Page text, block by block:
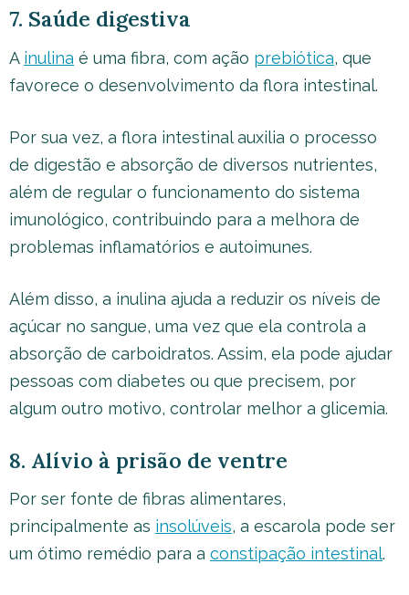
7. Saúde digestiva
A inulina é uma fibra, com ação prebiótica, que
favorece o desenvolvimento da flora intestinal.
Por sua vez, a flora intestinal auxilia o processo
de digestão e absorção de diversos nutrientes,
além de regular o funcionamento do sistema
imunológico, contribuindo para a melhora de
problemas inflamatórios e autoimunes.
Além disso, a inulina ajuda a reduzir os níveis de
açúcar no sangue, uma vez que ela controla a
absorção de carboidratos. Assim, ela pode ajudar
pessoas com diabetes ou que precisem, por
algum outro motivo, controlar melhor a glicemia.
8. Alívio à prisão de ventre
Por ser fonte de fibras alimentares,
principalmente as insolúveis, a escarola pode ser
um ótimo remédio para a constipação intestinal.